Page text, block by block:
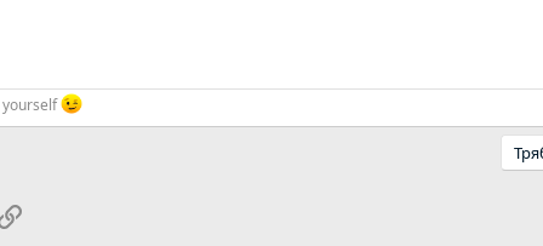
yourself
Link